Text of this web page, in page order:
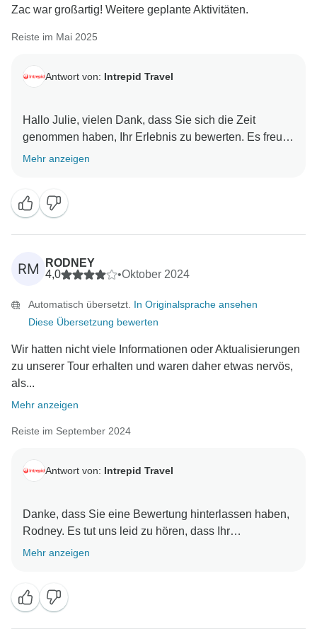
die Erfahrungen, die wir unseren Reisenden bieten,
zu verbessern.
Wir hoffen sehr, dass Sie eine andere Reise
entdecken, die Ihren Interessen entspricht, und
Abenteuer begrüßen zu dürfen.
Zac war großartig! Weitere geplante Aktivitäten.
Reiste im Mai 2025
Antwort von: Intrepid Travel
Hallo Julie, vielen Dank, dass Sie sich die Zeit
genommen haben, Ihr Erlebnis zu bewerten. Es freut
uns zu hören, dass Zax ein großartiger Reiseleiter
Mehr anzeigen
RM
RODNEY
4,0
•Oktober 2024
Automatisch übersetzt. In Originalsprache ansehen
Diese Übersetzung bewerten
Wir hatten nicht viele Informationen oder Aktualisierungen
zu unserer Tour erhalten und waren daher etwas nervös,
als...
Mehr anzeigen
Reiste im September 2024
Antwort von: Intrepid Travel
Danke, dass Sie eine Bewertung hinterlassen haben,
Rodney. Es tut uns leid zu hören, dass Ihr
Buchungsprozess nicht reibungslos verlief und Sie
Informationen geben möchten, senden Sie uns bitte
eine E-Mail an customercare@intrepidtravel.com. Wir
Mehr anzeigen